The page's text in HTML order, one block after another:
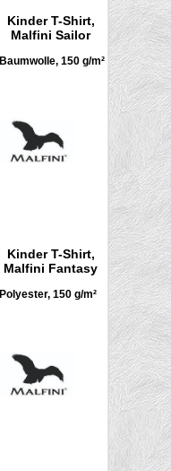
Kinder T-Shirt,
Malfini Sailor
Baumwolle, 150 g/m²
Kinder T-Shirt,
Malfini Fantasy
Polyester, 150 g/m²